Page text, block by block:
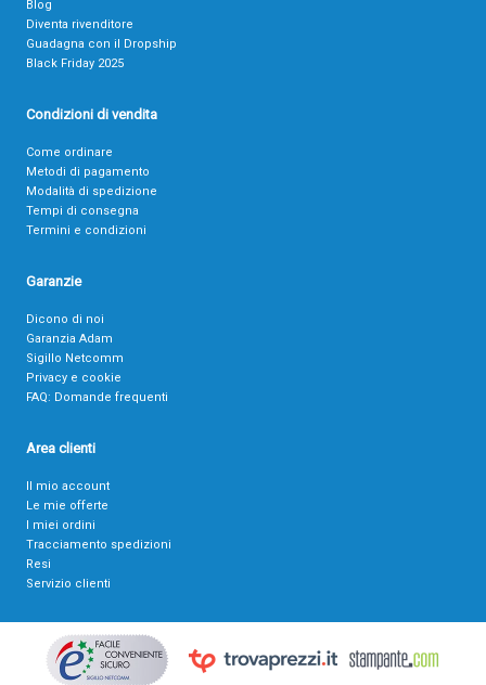
Blog
Diventa rivenditore
Guadagna con il Dropship
Black Friday 2025
Condizioni di vendita
Come ordinare
Metodi di pagamento
Modalità di spedizione
Tempi di consegna
Termini e condizioni
Garanzie
Dicono di noi
Garanzia Adam
Sigillo Netcomm
Privacy e cookie
FAQ: Domande frequenti
Area clienti
Il mio account
Le mie offerte
I miei ordini
Tracciamento spedizioni
Resi
Servizio clienti